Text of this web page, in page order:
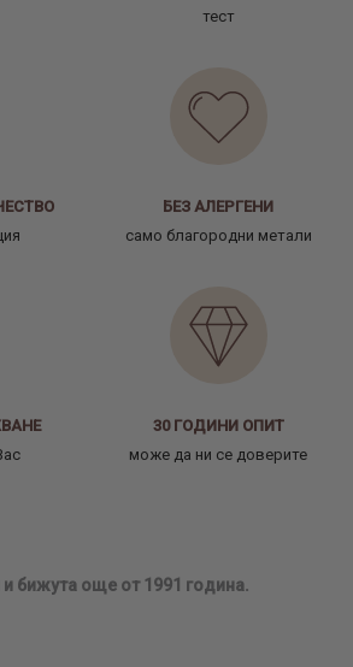
тест
БЕЗ АЛЕРГЕНИ
само благородни метали
30 ГОДИНИ ОПИТ
може да ни се доверите
бижута още от 1991 година.